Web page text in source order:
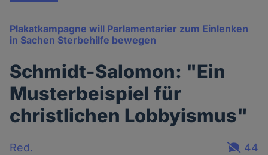
Plakatkampagne will Parlamentarier zum Einlenken
in Sachen Sterbehilfe bewegen
Schmidt-Salomon: "Ein
Musterbeispiel für
christlichen Lobbyismus"
Red.
44